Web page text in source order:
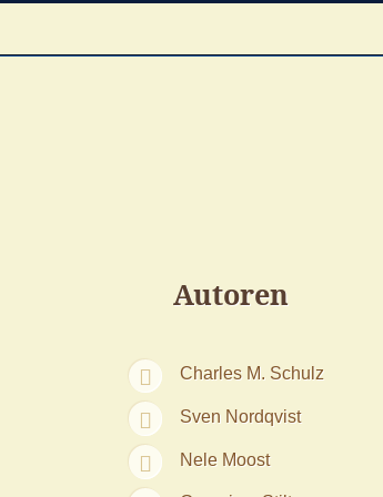
Autoren
Charles M. Schulz
Sven Nordqvist
Nele Moost